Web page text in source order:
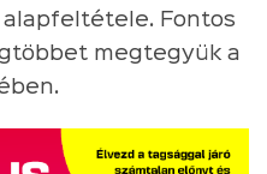
Fontos
megtegyük a